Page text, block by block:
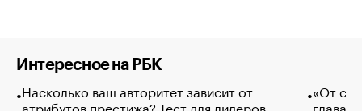
Интересное на РБК
Насколько ваш авторитет зависит от
атрибутов престижа? Тест для лидеров
«От
глава